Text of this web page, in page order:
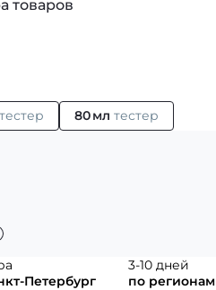
товаров
тестер 80 мл тестер
Петербург
3-10 дней
по регионам